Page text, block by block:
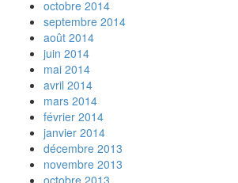
octobre 2014
septembre 2014
août 2014
juin 2014
mai 2014
avril 2014
mars 2014
février 2014
janvier 2014
décembre 2013
novembre 2013
octobre 2013